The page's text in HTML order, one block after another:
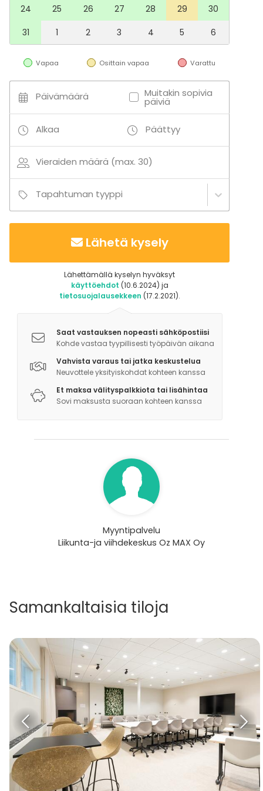
24
25 26 27 28 29
30
31
1 2 3 4 5 6
Vapaa Osittain vapaa Varattu
Päivämäärä Muitakin sopivia
päiviä
Alkaa Päättyy
Vieraiden määrä (max. 30)
Tapahtuman tyyppi
Lähetä kysely
Lähettämällä kyselyn hyväksyt
käyttöehdot (10.6.2024) ja
tietosuojalausekkeen (17.2.2021).
Saat vastauksen nopeasti sähköpostiisi
Kohde vastaa tyypillisesti työpäivän aikana
Vahvista varaus tai jatka keskustelua
Neuvottele yksityiskohdat kohteen kanssa
Et maksa välityspalkkiota tai lisähintaa
Sovi maksusta suoraan kohteen kanssa
Myyntipalvelu
Liikunta-ja viihdekeskus Oz MAX Oy
Samankaltaisia tiloja